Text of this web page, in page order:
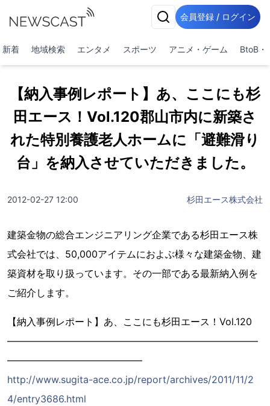
会員登録 / ログイン
新着 地域検索 エンタメ スポーツ アニメ・ゲーム BtoB・
【納入事例レポート】あ、ここにも杉
田エース！Vol.120郡山市内に新築さ
れた特別養護老人ホームに「避難滑り
台」を納入させていただきました。
2012-02-27 12:00 杉田エース株式会社
建築金物の総合エンジニアリング企業である杉田エース株
式会社では、50,000アイテムにおよぶ様々な建築金物、建
築資材を取り扱っています。その一部である最新納入例を
ご紹介します。
【納入事例レポート】あ、ここにも杉田エース！Vol.120
――――――――――――――――――――――――――
――――――――――――――
http://www.sugita-ace.co.jp/report/archives/2011/11/2
4/entry3686.html